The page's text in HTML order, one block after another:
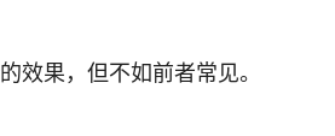
效果，但不如前者常见。